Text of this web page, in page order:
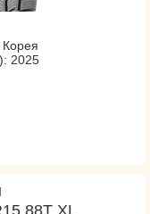
Корея
2025
88T XL